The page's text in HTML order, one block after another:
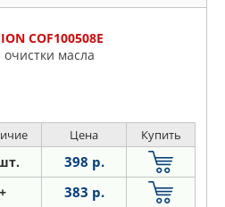
COF100508E
масла
Цена Купить
398 р.
+ 383 р.